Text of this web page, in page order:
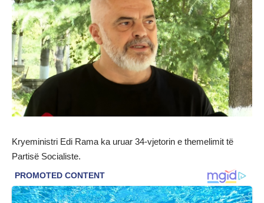
Kryeministri Edi Rama ka uruar 34-vjetorin e themelimit të
Partisë Socialiste.